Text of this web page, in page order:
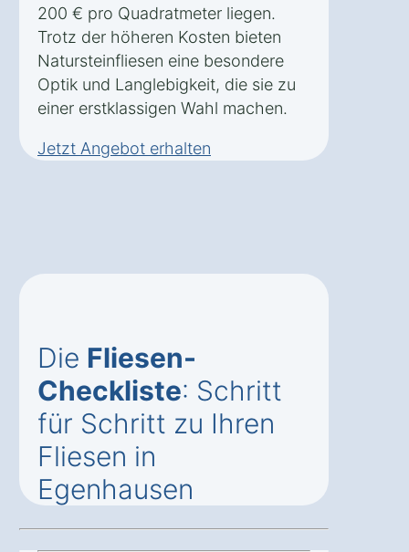
200 € pro Quadratmeter liegen.
Trotz der höheren Kosten bieten
Natursteinfliesen eine besondere
Optik und Langlebigkeit, die sie zu
einer erstklassigen Wahl machen.
Jetzt Angebot erhalten
Die Fliesen-
Checkliste: Schritt
für Schritt zu Ihren
Fliesen in
Egenhausen